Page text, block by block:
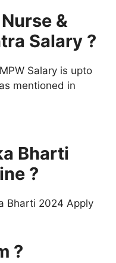
&
Salary ?
Salary is upto
as mentioned in
Bharti
?
Bharti 2024 Apply
?